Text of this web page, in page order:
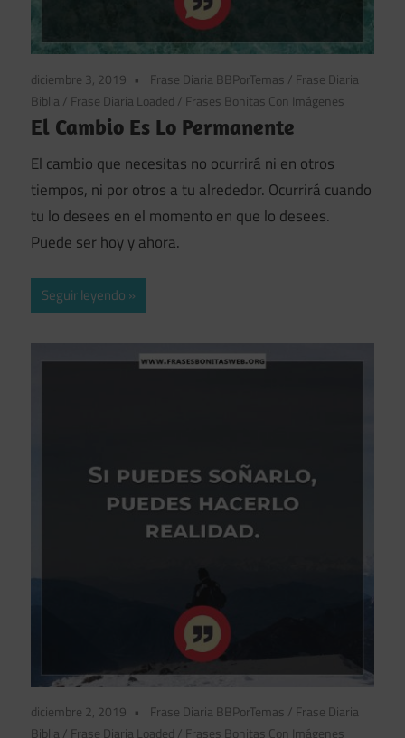
diciembre 3, 2019 Frase Diaria BBPorTemas / Frase Diaria
Biblia / Frase Diaria Loaded / Frases Bonitas Con Imágenes
El Cambio Es Lo Permanente
El cambio que necesitas no ocurrirá ni en otros
tiempos, ni por otros a tu alrededor. Ocurrirá cuando
tu lo desees en el momento en que lo desees.
Puede ser hoy y ahora.
Seguir leyendo
diciembre 2, 2019 Frase Diaria BBPorTemas / Frase Diaria
Biblia / Frase Diaria Loaded / Frases Bonitas Con Imágenes